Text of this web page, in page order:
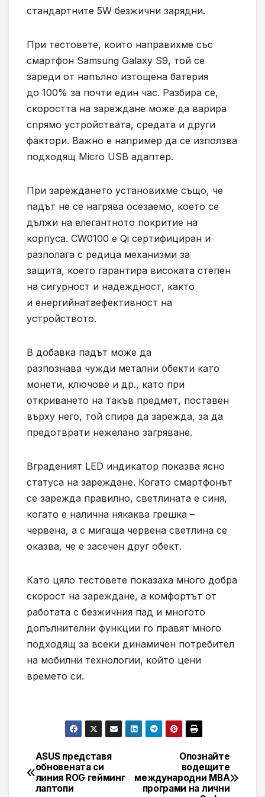
стандартните 5W безжични зарядни.
При тестовете, които направихме със
смартфон Samsung Galaxy S9, той се
зареди от напълно изтощена батерия
до 100% за почти един час. Разбира се,
скоростта на зареждане може да варира
спрямо устройствата, средата и други
фактори. Важно е например да се използва
подходящ Micro USB адаптер.
При зареждането установихме също, че
падът не се нагрява осезаемо, което се
дължи на елегантното покритие на
корпуса. CW0100 е Qi сертифициран и
разполага с редица механизми за
защита, което гарантира високата степен
на сигурност и надеждност, както
и енергийнатаефективност на
устройството.
В добавка падът може да
разпознава чужди метални обекти като
монети, ключове и др., като при
откриването на такъв предмет, поставен
върху него, той спира да зарежда, за да
предотврати нежелано загряване.
Вграденият LED индикатор показва ясно
статуса на зареждане. Когато смартфонът
се зарежда правилно, светлината е синя,
когато е налична някаква грешка –
червена, а с мигаща червена светлина се
оказва, че е засечен друг обект.
Като цяло тестовете показаха много добра
скорост на зареждане, а комфортът от
работата с безжичния пад и многото
допълнителни функции го правят много
подходящ за всеки динамичен потребител
на мобилни технологии, който цени
времето си.
Навигация
Опознайте
водещите
международни МВА
програми на лични
ASUS представя
обновената си
линия ROG гейминг
лаптопи